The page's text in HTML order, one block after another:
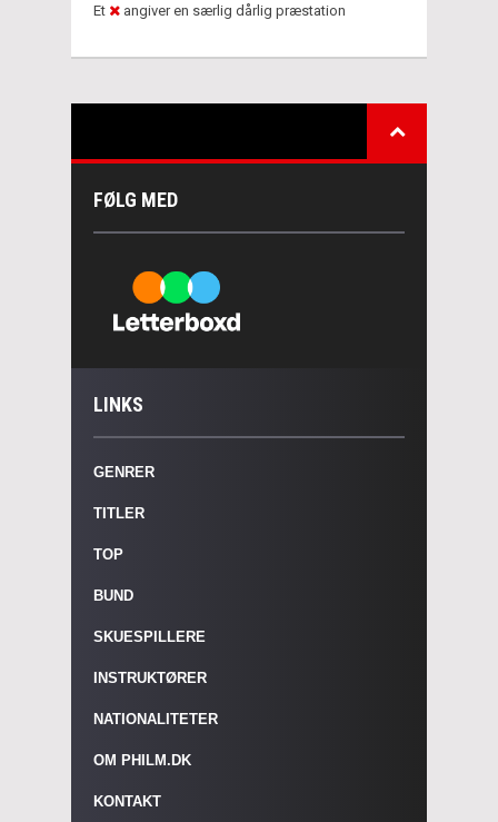
Et
angiver en særlig dårlig præstation
FØLG MED
LINKS
GENRER
TITLER
TOP
BUND
SKUESPILLERE
INSTRUKTØRER
NATIONALITETER
OM PHILM.DK
KONTAKT